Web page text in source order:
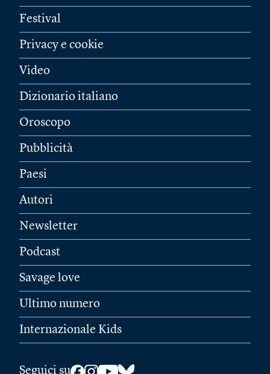
Festival
Privacy e cookie
Video
Dizionario italiano
Oroscopo
Pubblicità
Paesi
Autori
Newsletter
Podcast
Savage love
Ultimo numero
Internazionale Kids
Seguici su